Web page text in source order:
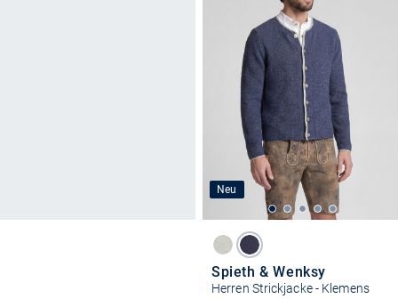
Neu
Spieth & Wenksy
Herren Strickjacke - Klemens